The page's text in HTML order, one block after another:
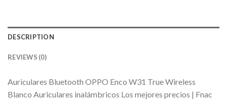
DESCRIPTION
REVIEWS (0)
Auriculares Bluetooth OPPO Enco W31 True Wireless
Blanco Auriculares inalámbricos Los mejores precios | Fnac